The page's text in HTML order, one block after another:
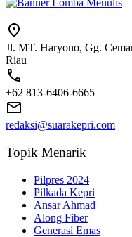
Jl. MT. Haryono, Gg.
Riau
+62 813-6406-6665
redaksi@suarakepri.com
Topik Menarik
Pilpres 2024
Pilkada Kepri
Ansar Ahmad
Along Fiber
Generasi Emas